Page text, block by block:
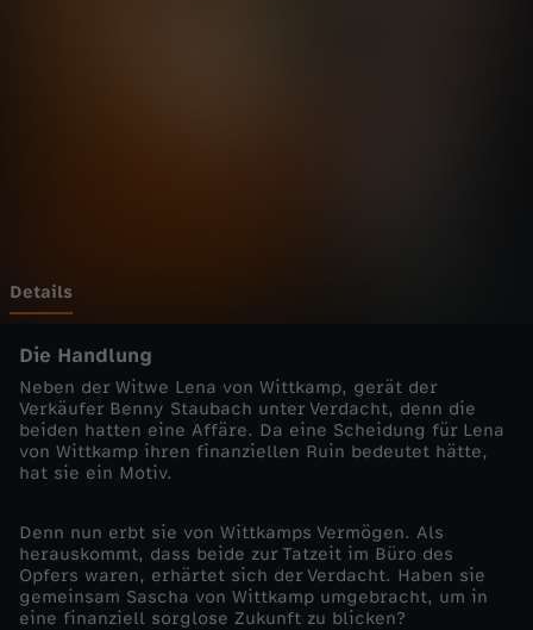
-
C
o
p
s
-
Details
Die Handlung
Neben der Witwe Lena von Wittkamp, gerät der
Verkäufer Benny Staubach unter Verdacht, denn die
beiden hatten eine Affäre. Da eine Scheidung für Lena
von Wittkamp ihren finanziellen Ruin bedeutet hätte,
hat sie ein Motiv.
Denn nun erbt sie von Wittkamps Vermögen. Als
herauskommt, dass beide zur Tatzeit im Büro des
Opfers waren, erhärtet sich der Verdacht. Haben sie
gemeinsam Sascha von Wittkamp umgebracht, um in
eine finanziell sorglose Zukunft zu blicken?